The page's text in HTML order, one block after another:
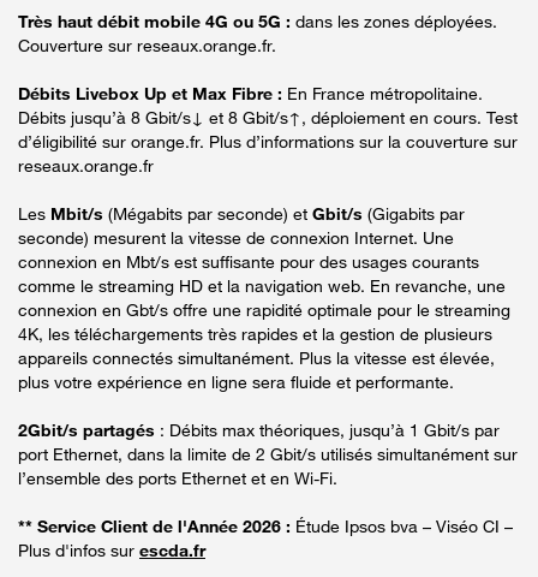
Très haut débit mobile 4G ou 5G : dans les zones déployées.
Couverture sur reseaux.orange.fr.
Débits Livebox Up et Max Fibre : En France métropolitaine.
Débits jusqu’à 8 Gbit/s↓ et 8 Gbit/s↑, déploiement en cours. Test
d’éligibilité sur orange.fr. Plus d’informations sur la couverture sur
reseaux.orange.fr
Les Mbit/s (Mégabits par seconde) et Gbit/s (Gigabits par
seconde) mesurent la vitesse de connexion Internet. Une
connexion en Mbt/s est suffisante pour des usages courants
comme le streaming HD et la navigation web. En revanche, une
connexion en Gbt/s offre une rapidité optimale pour le streaming
4K, les téléchargements très rapides et la gestion de plusieurs
appareils connectés simultanément. Plus la vitesse est élevée,
plus votre expérience en ligne sera fluide et performante.
2Gbit/s partagés : Débits max théoriques, jusqu’à 1 Gbit/s par
port Ethernet, dans la limite de 2 Gbit/s utilisés simultanément sur
l’ensemble des ports Ethernet et en Wi-Fi.
** Service Client de l'Année 2026 : Étude Ipsos bva – Viséo CI –
Plus d'infos sur escda.fr